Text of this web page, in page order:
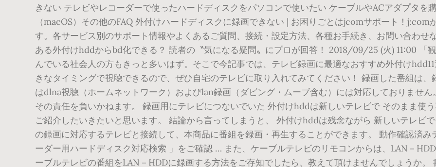
きない テレビやレコーダーで使ったハードディスクをパソコンで使いたい ケーブルやACアダプタを
（macOS）その他のFAQ 外付けハードディスクに録画できない | お困りごとはjcomサポート！
す。各サービス別のサポート情報やよくあるご質問、接続・設定方法、各種お手続き、お問い合わせ
ある外付けhddからbd化できる？ 読者の〝気になる疑問〟にプロが回答！ 2018/09/25 (火) 11:00 「
んでいる社会人の方もきっと多いはず。そこで今記事では、テレビ録画に最適なおすすめ外付け
きなタイミングで視聴できるので、ぜひ自宅のテレビに取り入れてみてください！ 録画した番組は
はdlna視聴（ホームネットワーク）およびlan録画（ダビング・ムーブ含む）には対応しておりませ
その責任を負いかねます。 録画用にテレビにつないでいた 外付けhddは新しいテレビで そのまま使
ご紹介したいきたいと思います。 結論から言ってしまうと、 外付けhddは残念ながら 新しいテレビ
の録画に対応するテレビと接続して、本商品に番組を録画・再生することができます。 動作確認済
ーダー用ハードディスク対応検索 」をご確認 … また、ケーブルテレビのリモコンからは、LAN－
ーブルテレビの番組をLAN－HDDに録画する方法をご存知でしたら、教えて頂けませんでしょうか。 書込